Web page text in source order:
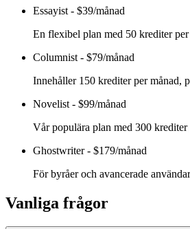
Essayist - $39/månad
En flexibel plan med 50 krediter
Columnist - $79/månad
Innehåller 150 krediter per månad,
Novelist - $99/månad
Vår populära plan med 300
Ghostwriter- $179/månad
För byråer och avancerade
Vanliga frågor